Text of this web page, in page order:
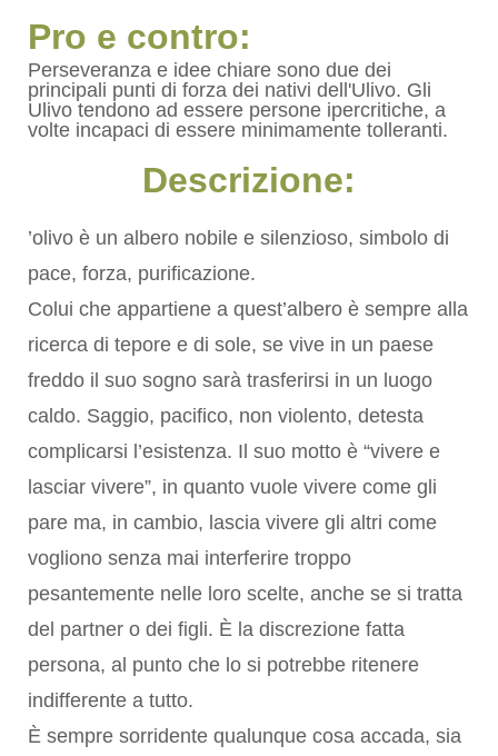
Pro e contro:
Perseveranza e idee chiare sono due dei
principali punti di forza dei nativi dell'Ulivo. Gli
Ulivo tendono ad essere persone ipercritiche, a
volte incapaci di essere minimamente tolleranti.
Descrizione:
’olivo è un albero nobile e silenzioso, simbolo di
pace, forza, purificazione.
Colui che appartiene a quest’albero è sempre alla
ricerca di tepore e di sole, se vive in un paese
freddo il suo sogno sarà trasferirsi in un luogo
caldo. Saggio, pacifico, non violento, detesta
complicarsi l’esistenza. Il suo motto è “vivere e
lasciar vivere”, in quanto vuole vivere come gli
pare ma, in cambio, lascia vivere gli altri come
vogliono senza mai interferire troppo
pesantemente nelle loro scelte, anche se si tratta
del partner o dei figli. È la discrezione fatta
persona, al punto che lo si potrebbe ritenere
indifferente a tutto.
È sempre sorridente qualunque cosa accada, sia